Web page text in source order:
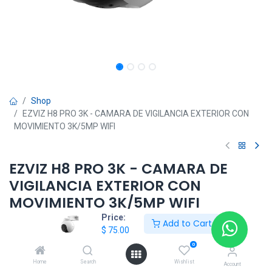
Price:
$ 75.00
Add to Cart
Home Search
0
Wishlist Account
Shop
EZVIZ H8 PRO 3K - CAMARA DE VIGILANCIA EXTERIOR CON
MOVIMIENTO 3K/5MP WIFI
EZVIZ H8 PRO 3K - CAMARA DE
VIGILANCIA EXTERIOR CON
MOVIMIENTO 3K/5MP WIFI